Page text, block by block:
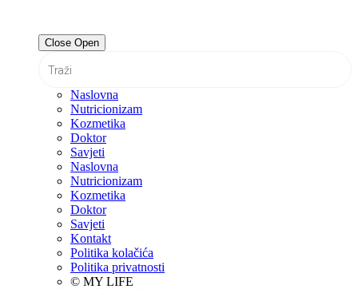
Close Open
Naslovna
Nutricionizam
Kozmetika
Doktor
Savjeti
Naslovna
Nutricionizam
Kozmetika
Doktor
Savjeti
Kontakt
Politika kolačića
Politika privatnosti
© MY LIFE